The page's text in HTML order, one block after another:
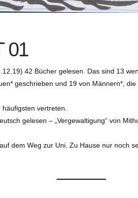
01
42 Bücher gelesen. Das sind 13
geschrieben und 19 von Männern*,
vertreten.
gelesen – „Vergewaltigung“ von
dem Weg zur Uni. Zu Hause nur noch